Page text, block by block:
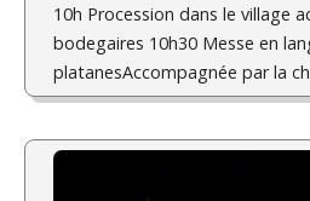
10h Procession dans le village
bodegaires 10h30 Messe en
platanesAccompagnée par la